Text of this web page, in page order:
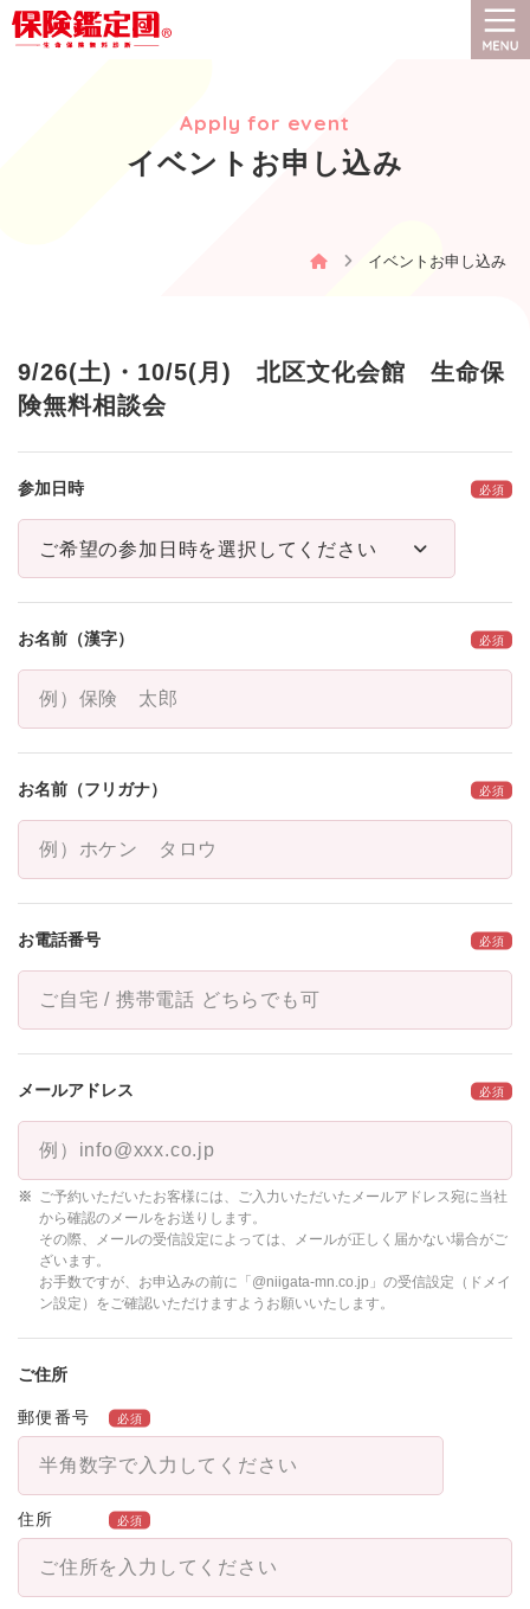
保険選びのコツと手順
会社案内
より豊かなものになるよう、
誠心誠意サポートいたします。
無料相談お申し込み
Request
イベント
0120-04-5566
Apply for event
イベントお申し込み
イベントお申し込み
9/26(土)・10/5(月) 北区文化会館 生命保
険無料相談会
参加日時
お名前（漢字）
お名前（フリガナ）
お電話番号
メールアドレス
ご予約いただいたお客様には、ご入力いただいたメールアドレス宛に当社
から確認のメールをお送りします。
その際、メールの受信設定によっては、メールが正しく届かない場合がご
ざいます。
お手数ですが、お申込みの前に「@niigata-mn.co.jp」の受信設定（ドメイ
ン設定）をご確認いただけますようお願いいたします。
ご住所
郵便番号
住所